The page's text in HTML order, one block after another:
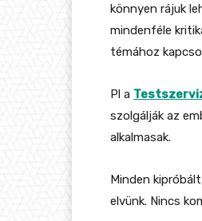
könnyen rájuk
mindenféle
témához
Pl a
szolgálják az
alkalmasak.
Minden
elvünk. Nincs